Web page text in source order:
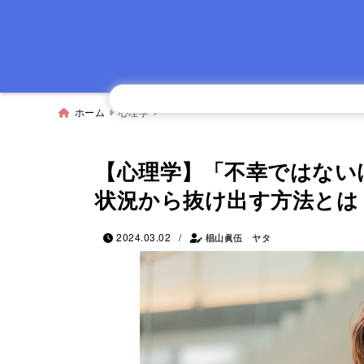
ホーム 心理学
【心理学】「不幸ではな
状況から抜け出す方法と
2024.03.02 / 椙山眞伍 ヤタ